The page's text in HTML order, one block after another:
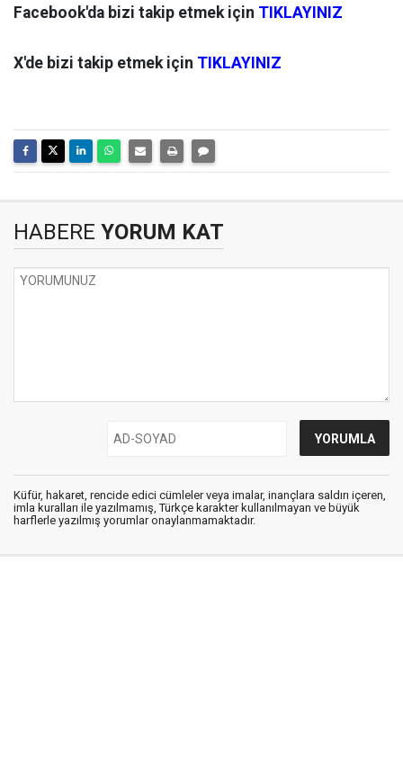
Facebook'da bizi takip etmek için TIKLAYINIZ
X'de bizi takip etmek için TIKLAYINIZ
HABERE YORUM KAT
Küfür, hakaret, rencide edici cümleler veya imalar, inançlara saldırı içeren,
imla kuralları ile yazılmamış, Türkçe karakter kullanılmayan ve büyük
harflerle yazılmış yorumlar onaylanmamaktadır.